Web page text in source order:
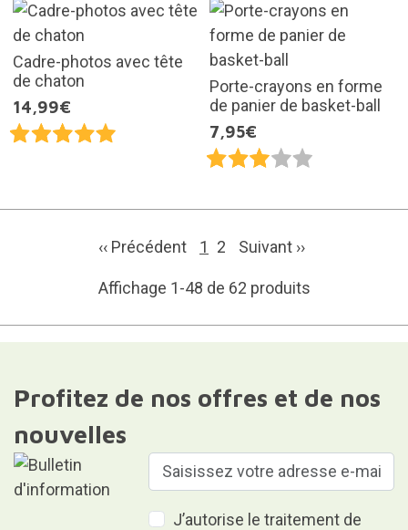
Cadre-photos avec tête
de chaton
14,99€
Porte-crayons en forme
de panier de basket-ball
7,95€
‹‹ Précédent 1 2 Suivant ››
Affichage 1-48 de 62 produits
Profitez de nos offres et de nos
nouvelles
J’autorise le traitement de